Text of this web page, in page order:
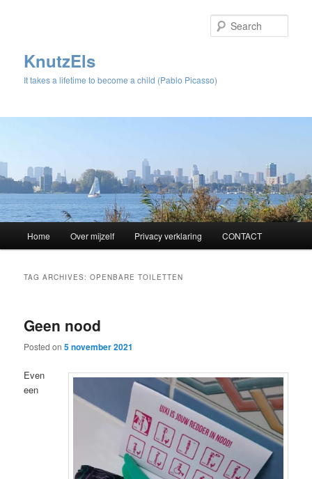
KnutzEls
It takes a lifetime to become a child (Pablo Picasso)
Skip
content
Skip
content
Home Over mijzelf Privacy verklaring CONTACT
TAG ARCHIVES:OPENBARE TOILETTEN
Geen nood
Posted on5 november 2021
Even
een